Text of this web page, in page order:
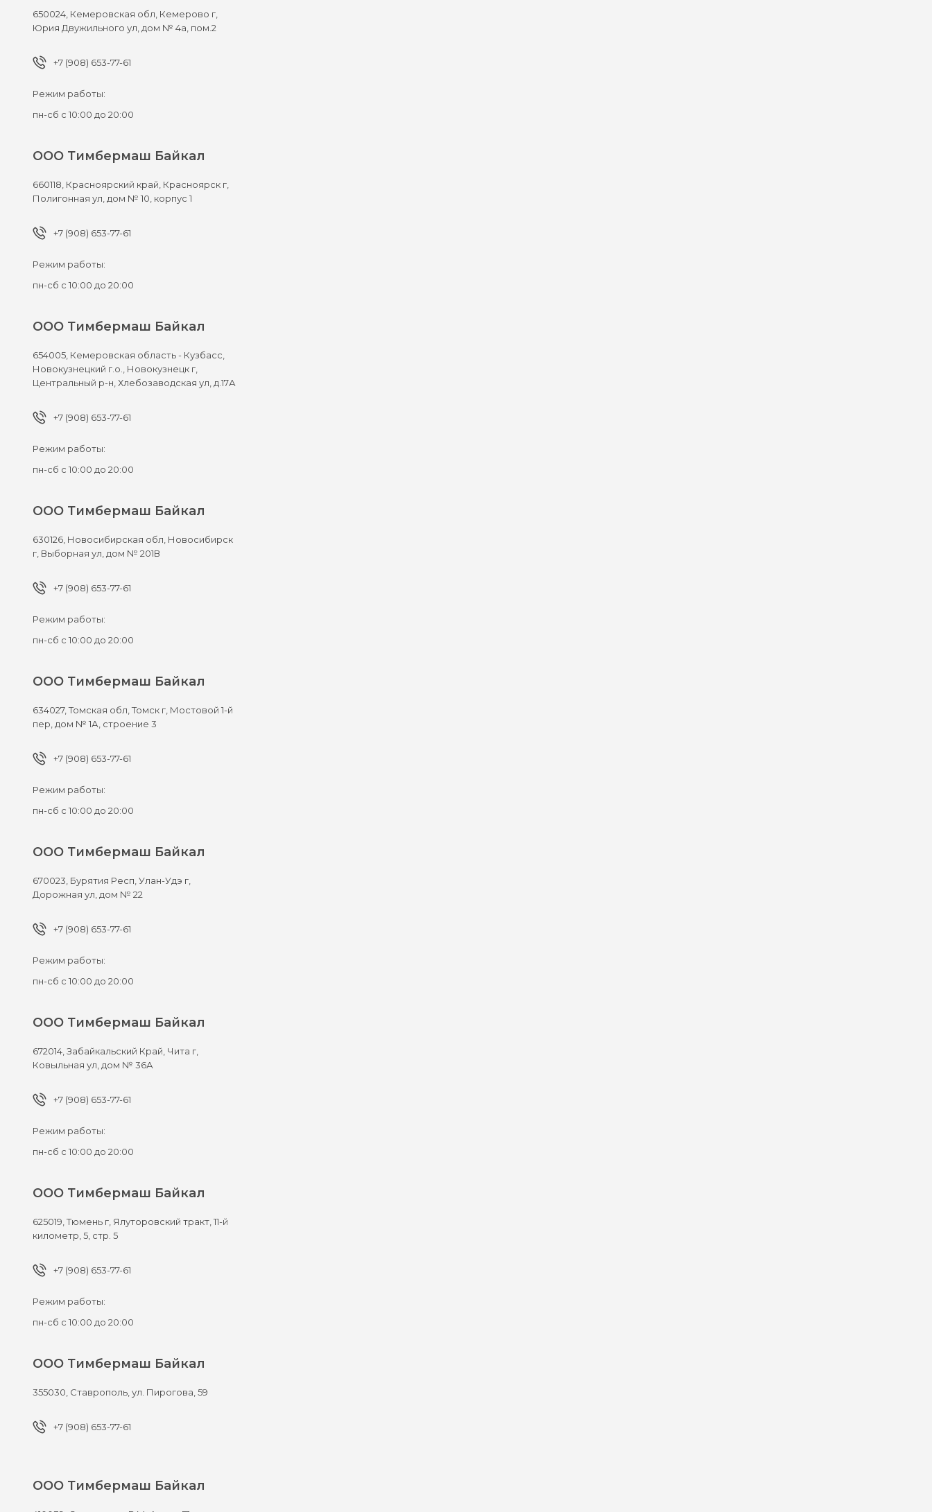
650024, Кемеровская обл, Кемерово г,
Юрия Двужильного ул, дом № 4а, пом.2
+7 (908) 653-77-61
Режим работы:
пн-сб с 10:00 до 20:00
ООО Тимбермаш Байкал
660118, Красноярский край, Красноярск г,
Полигонная ул, дом № 10, корпус 1
+7 (908) 653-77-61
Режим работы:
пн-сб с 10:00 до 20:00
ООО Тимбермаш Байкал
654005, Кемеровская область - Кузбасс,
Новокузнецкий г.о., Новокузнецк г,
Центральный р-н, Хлебозаводская ул, д.17А
+7 (908) 653-77-61
Режим работы:
пн-сб с 10:00 до 20:00
ООО Тимбермаш Байкал
630126, Новосибирская обл, Новосибирск
г, Выборная ул, дом № 201В
+7 (908) 653-77-61
Режим работы:
пн-сб с 10:00 до 20:00
ООО Тимбермаш Байкал
634027,Томская обл, Томск г, Мостовой 1-й
пер, дом № 1А, строение 3
+7 (908) 653-77-61
Режим работы:
пн-сб с 10:00 до 20:00
ООО Тимбермаш Байкал
670023, Бурятия Респ, Улан-Удэ г,
Дорожная ул, дом № 22
+7 (908) 653-77-61
Режим работы:
пн-сб с 10:00 до 20:00
ООО Тимбермаш Байкал
672014,Забайкальский Край, Чита г,
Ковыльная ул, дом № 36А
+7 (908) 653-77-61
Режим работы:
пн-сб с 10:00 до 20:00
ООО Тимбермаш Байкал
625019,Тюмень г, Ялуторовский тракт, 11-й
километр, 5, стр. 5
+7 (908) 653-77-61
Режим работы:
пн-сб с 10:00 до 20:00
ООО Тимбермаш Байкал
355030, Ставрополь,ул. Пирогова, 59
+7 (908) 653-77-61
ООО Тимбермаш Байкал